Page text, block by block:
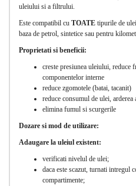
uleiului si a filtrului.
Este compatibil cu TOATE tipurile de
baza de petrol, sintetice sau pentru
Proprietati si beneficii:
creste presiunea uleiului, reduce
componentelor interne
reduce zgomotele (batai, tacanit)
reduce consumul de ulei, arderea
elimina fumul si scurgerile
Dozare si mod de utilizare:
Adaugare la uleiul existent:
verificati nivelul de ulei;
daca este scazut, turnati intregul
compartimente;